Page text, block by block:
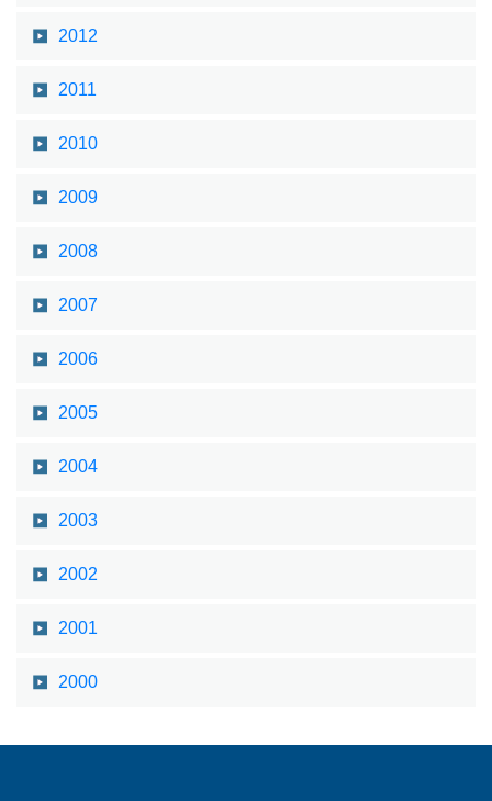
2012
2011
2010
2009
2008
2007
2006
2005
2004
2003
2002
2001
2000